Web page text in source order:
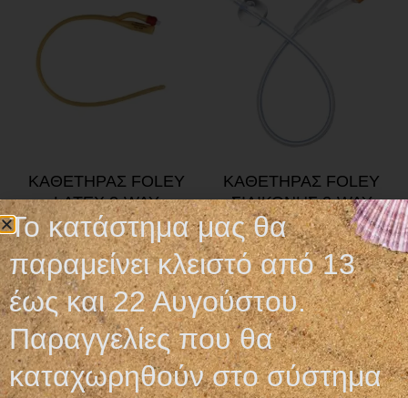
ΚΑΘΕΤΗΡΑΣ FOLEY
LATEX 2-WAY
0,99€
Προσθήκη στο καλάθι
ΚΑΘΕΤΗΡΑΣ FOLEY
ΣΙΛΙΚΟΝΗΣ 2-WAY
3,60€
Προσθήκη στο καλάθι
Το κατάστημα μας θα
παραμείνει κλειστό από 13
έως και 22 Αυγούστου.
Παραγγελίες που θα
καταχωρηθούν στο σύστημα